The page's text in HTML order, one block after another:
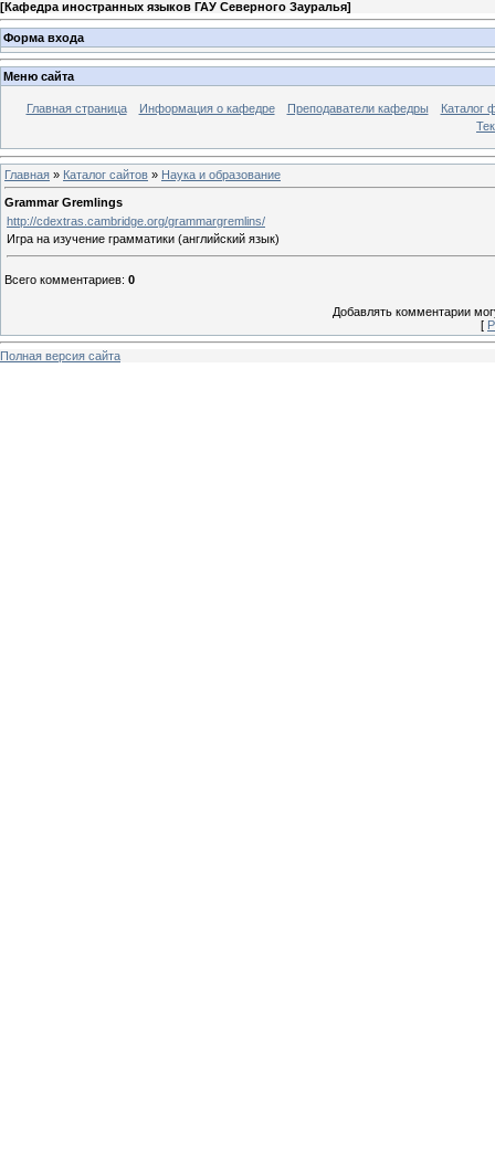
[Кафедра иностранных языков ГАУ Северного Зауралья]
Форма входа
Меню сайта
Главная страница Информация о кафедре Преподаватели кафедры
Каталог
Главная » Каталог сайтов » Наука и образование
Grammar Gremlings
http://cdextras.cambridge.org/grammargremlins/
Игра на изучение грамматики (английский язык)
Всего комментариев: 0
Добавлять комментарии
[
Полная версия сайта